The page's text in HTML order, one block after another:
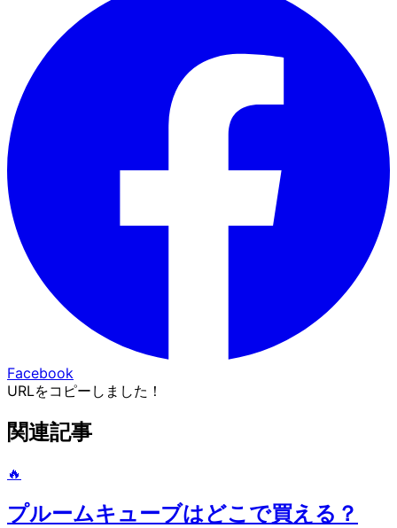
Facebook
URLをコピーしました！
関連記事
🔥
プルームキューブはどこで買える？